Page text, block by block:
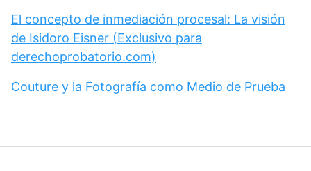
El concepto de inmediación procesal: La visión
de Isidoro Eisner (Exclusivo para
derechoprobatorio.com)
Couture y la Fotografía como Medio de Prueba